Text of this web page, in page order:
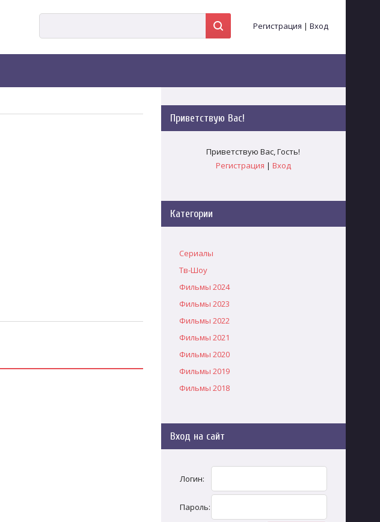
Регистрация | Вход
Приветствую Вас!
Приветствую Вас,Гость!
Регистрация | Вход
Категории
Сериалы
Тв-Шоу
Фильмы 2024
Фильмы 2023
Фильмы 2022
Фильмы 2021
Фильмы 2020
Фильмы 2019
Фильмы 2018
Вход на сайт
Логин:
Пароль: